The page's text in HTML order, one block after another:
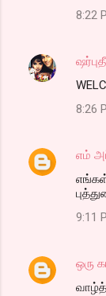
8:22
8:26
எம்
9:11
ஒரு